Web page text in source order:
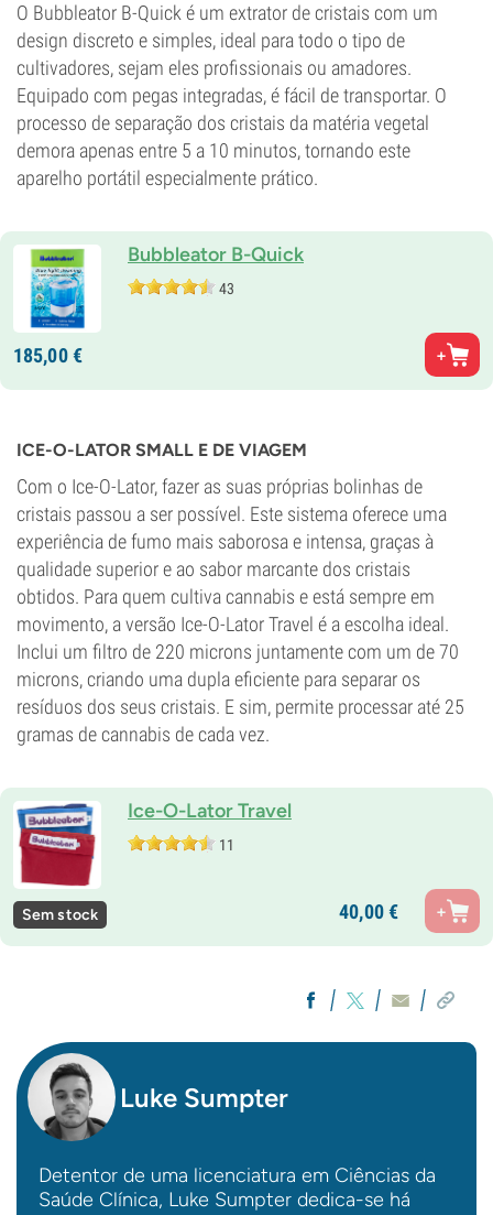
O Bubbleator B-Quick é um extrator de cristais com um
design discreto e simples, ideal para todo o tipo de
cultivadores, sejam eles profissionais ou amadores.
Equipado com pegas integradas, é fácil de transportar. O
processo de separação dos cristais da matéria vegetal
demora apenas entre 5 a 10 minutos, tornando este
aparelho portátil especialmente prático.
Bubbleator B-Quick
43
185,00€
ICE-O-LATOR SMALL E DE VIAGEM
Com o Ice-O-Lator, fazer as suas próprias bolinhas de
cristais passou a ser possível. Este sistema oferece uma
experiência de fumo mais saborosa e intensa, graças à
qualidade superior e ao sabor marcante dos cristais
obtidos. Para quem cultiva cannabis e está sempre em
movimento, a versão Ice-O-Lator Travel é a escolha ideal.
Inclui um filtro de 220 microns juntamente com um de 70
microns, criando uma dupla eficiente para separar os
resíduos dos seus cristais. E sim, permite processar até 25
gramas de cannabis de cada vez.
Ice-O-Lator Travel
11
Sem stock 40,00€
Luke Sumpter
Detentor de uma licenciatura em Ciências da
Saúde Clínica, Luke Sumpter dedica-se há